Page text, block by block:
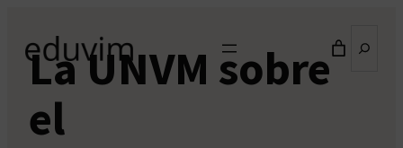
contenido
La UNVM sobre
el